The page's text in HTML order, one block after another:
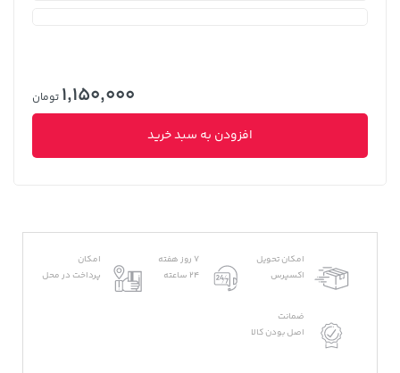
1,150,000 تومان
افزودن به سبد خرید
امکان تحویل
اکسپرس
7 روز هفته
24 ساعته
امکان
پرداخت در محل
ضمانت
اصل بودن کالا